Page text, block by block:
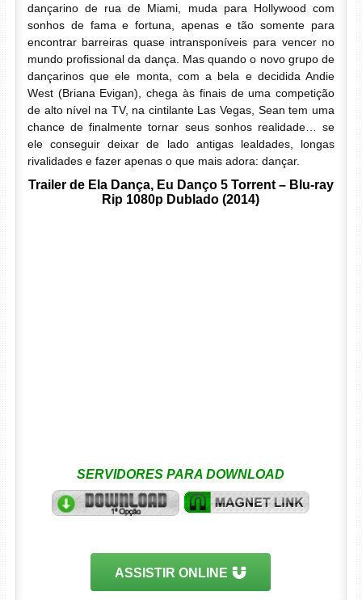
dançarino de rua de Miami, muda para Hollywood com
sonhos de fama e fortuna, apenas e tão somente para
encontrar barreiras quase intransponíveis para vencer no
mundo profissional da dança. Mas quando o novo grupo de
dançarinos que ele monta, com a bela e decidida Andie
West (Briana Evigan), chega às finais de uma competição
de alto nível na TV, na cintilante Las Vegas, Sean tem uma
chance de finalmente tornar seus sonhos realidade… se
ele conseguir deixar de lado antigas lealdades, longas
rivalidades e fazer apenas o que mais adora: dançar.
Trailer de Ela Dança, Eu Danço 5 Torrent – Blu-ray
Rip 1080p Dublado (2014)
SERVIDORES PARA DOWNLOAD
ASSISTIR ONLINE